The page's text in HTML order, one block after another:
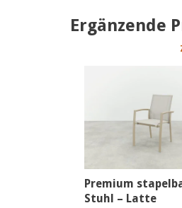
Ergänzende
Premium
Stuhl – Latte